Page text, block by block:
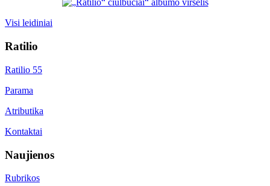
Visi leidiniai
Ratilio
Ratilio 55
Parama
Atributika
Kontaktai
Naujienos
Rubrikos